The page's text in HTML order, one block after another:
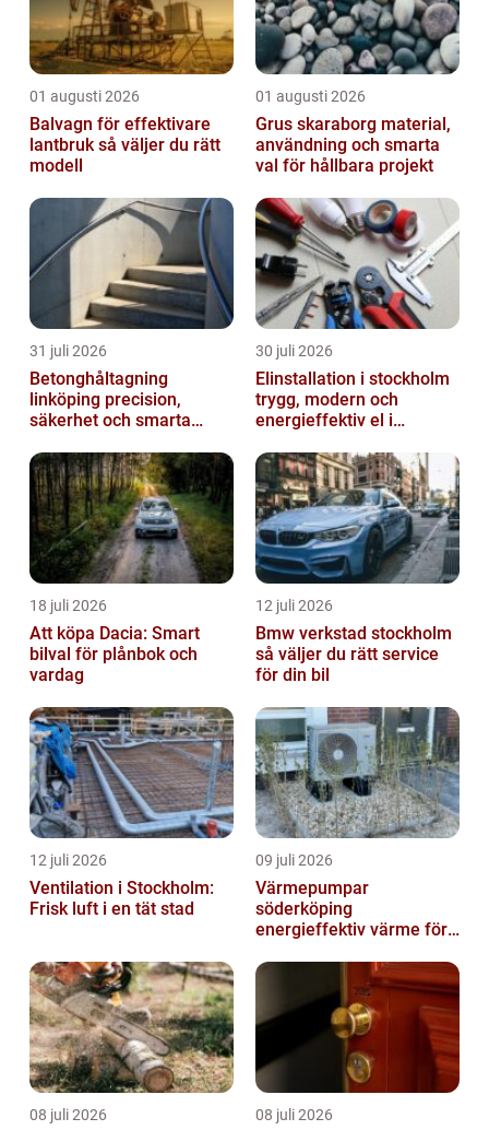
01 augusti 2026
Balvagn för effektivare
lantbruk så väljer du rätt
modell
01 augusti 2026
Grus skaraborg material,
användning och smarta
val för hållbara projekt
31 juli 2026
Betonghåltagning
linköping precision,
säkerhet och smarta
30 juli 2026
Elinstallation i stockholm
trygg, modern och
energieffektiv el i
18 juli 2026
Att köpa Dacia: Smart
bilval för plånbok och
vardag
12 juli 2026
Bmw verkstad stockholm
så väljer du rätt service
för din bil
12 juli 2026
Ventilation i Stockholm:
Frisk luft i en tät stad
09 juli 2026
Värmepumpar
söderköping
energieffektiv värme för
08 juli 2026 08 juli 2026